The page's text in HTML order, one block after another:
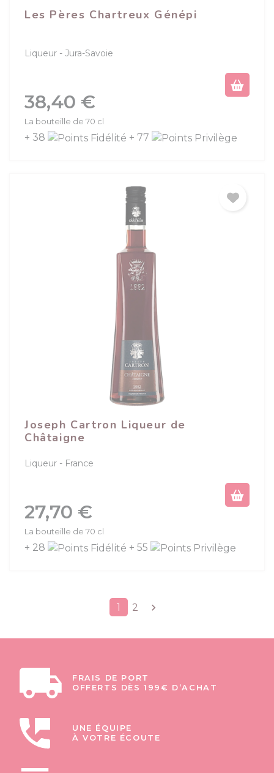
Les Pères Chartreux Génépi
Liqueur Jura-Savoie
Prix
38,40 €
La bouteille de 70 cl
+ 38 + 77
Joseph Cartron Liqueur de
Châtaigne
Liqueur France
Prix
27,70 €
La bouteille de 70 cl
+ 28 + 55
1 2 Suivant

FRAIS DE PORT
OFFERTS DÈS 199€ D’ACHAT
UNE ÉQUIPE
À VOTRE ÉCOUTE